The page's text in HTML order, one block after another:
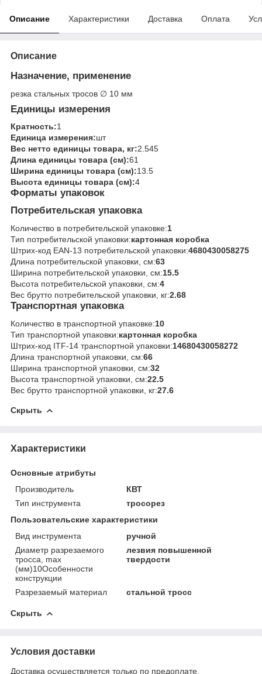
Описание Характеристики Доставка Оплата
Описание
Назначение, применение
резка стальных тросов ∅ 10 мм
Единицы измерения
Кратность:1
Единица измерения:шт
Вес нетто единицы товара, кг:2.545
Длина единицы товара (см):61
Ширина единицы товара (см):13.5
Высота единицы товара (см):4
Форматы упаковок
Потребительская упаковка
Количество в потребительской упаковке:1
Тип потребительской упаковки:картонная коробка
Штрих-код EAN-13 потребительской упаковки:4680430058275
Длина потребительской упаковки, см:63
Ширина потребительской упаковки, см:15.5
Высота потребительской упаковки, см:4
Вес брутто потребительской упаковки, кг:2.68
Транспортная упаковка
Количество в транспортной упаковке:10
Тип транспортной упаковки:картонная коробка
Штрих-код ITF-14 транспортной упаковки:14680430058272
Длина транспортной упаковки, см:66
Ширина транспортной упаковки, см:32
Высота транспортной упаковки, см:22.5
Вес брутто транспортной упаковки, кг:27.6
Скрыть
Характеристики
Основные атрибуты
Производитель
КВТ
Тип инструмента
тросорез
Пользовательские характеристики
Вид инструмента
ручной
Диаметр разрезаемого
тросса, max
(мм)10Особенности
конструкции
лезвия повышенной
твердости
Разрезаемый материал стальной тросс
Скрыть
Условия доставки
Доставка осуществляется только по предоплате.